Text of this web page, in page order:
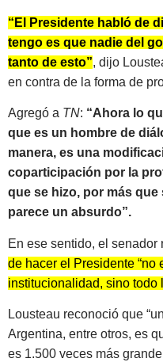
“El Presidente habló de
tengo es que nadie del
tanto de esto”, dijo
en contra de la forma de
Agregó a TN: “Ahora lo
que es un hombre de
manera, es una
coparticipación por la
que se hizo, por más
parece un absurdo”.
En ese sentido, el
de hacer el Presidente “no
institucionalidad, sino todo
Lousteau reconoció que
Argentina, entre otros, es
es 1.500 veces más